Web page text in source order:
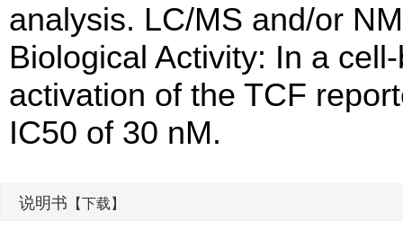
analysis. LC/MS and/or
Biological Activity: In a
activation of the TCF
IC50 of 30 nM.
说明书 【下载】